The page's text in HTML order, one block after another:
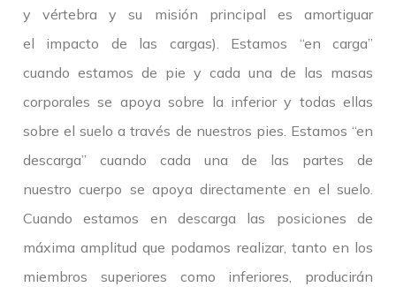
y vértebra y su misión principal es amortiguar
el impacto de las cargas). Estamos “en carga”
cuando estamos de pie y cada una de las masas
corporales se apoya sobre la inferior y todas ellas
sobre el suelo a través de nuestros pies. Estamos “en
descarga” cuando cada una de las partes de
nuestro cuerpo se apoya directamente en el suelo.
Cuando estamos en descarga las posiciones de
máxima amplitud que podamos realizar, tanto en los
miembros superiores como inferiores, producirán